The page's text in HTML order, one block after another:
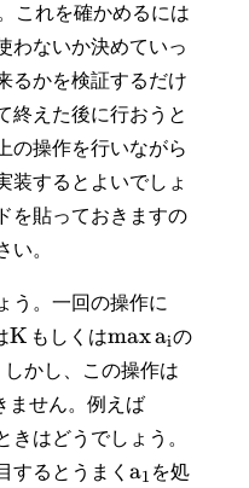
これを確かめるには
わないか決めていっ
るかを検証するだけ
終えた後に行おうと
の操作を行いながら
装するとよいでしょ
を貼っておきますの
い。
う。一回の操作に
K もしくはmaxaiの
かし、この操作は
ません。例えば
きはどうでしょう。
するとうまく a1 を処